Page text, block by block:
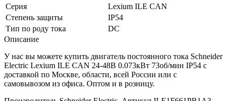
Серия
Lexium ILE CAN
Степень защиты
IP54
Тип по роду тока
DC
Описание
У нас вы можете купить двигатель постоянного тока Schneider
Electric Lexium ILE CAN 24-48В 0.073кВт 73об/мин IP54 с
доставкой по Москве, области, всей России или с
самовывозом из офиса. Оптом и в розницу.